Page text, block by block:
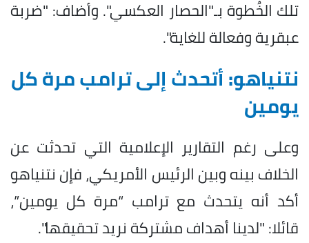
تلك الخُطوة بـ"الحصار العكسي". وأضاف: "ضربة
عبقرية وفعالة للغاية".
نتنياهو: أتحدث إلى ترامب مرة كل
يومين
وعلى رغم التقارير الإعلامية التي تحدثت عن
الخلاف بينه وبين الرئيس الأمريكي، فإن نتنياهو
أكد أنه يتحدث مع ترامب “مرة كل يومين”،
قائلا: "لدينا أهداف مشتركة نريد تحقيقها".